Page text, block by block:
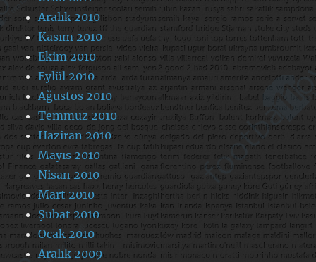
Aralık 2010
Kasım 2010
Ekim 2010
Eylül 2010
Ağustos 2010
Temmuz 2010
Haziran 2010
Mayıs 2010
Nisan 2010
Mart 2010
Şubat 2010
Ocak 2010
Aralık 2009